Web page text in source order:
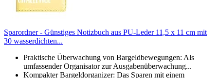
Sparordner - Günstiges Notizbuch aus PU-Leder 11,5 x 11 cm mit
30 wasserdichten...
Praktische Überwachung von Bargeldbewegungen: Als
umfassender Organisator zur Ausgabenüberwachung...
Kompakter Bargeldorganizer: Das Sparen mit einem